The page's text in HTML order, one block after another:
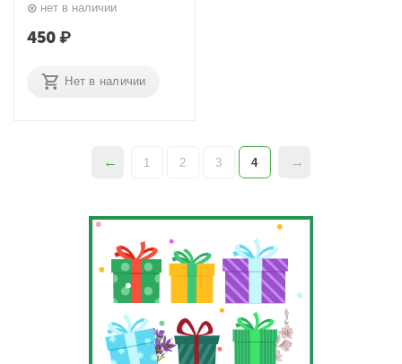
нет в наличии
450₽
Нет в наличии
1 2 3 4